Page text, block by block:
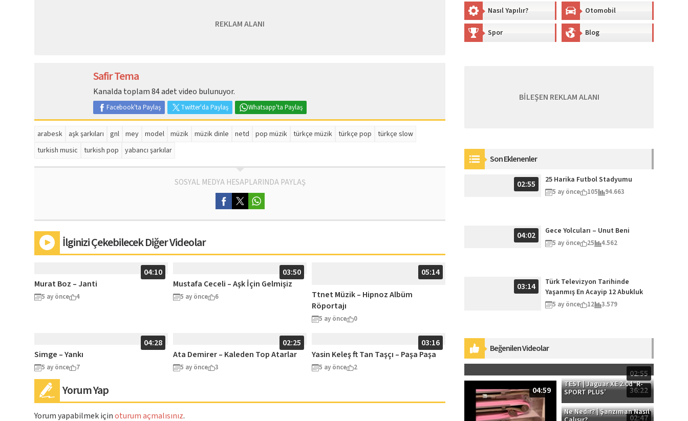
REKLAM ALANI
Safir Tema
Kanalda toplam 84 adet video bulunuyor.
Facebook'ta Paylaş Twitter'da Paylaş Whatsapp'ta Paylaş
arabesk aşk şarkıları gnl mey model müzik müzik dinle netd pop müzik türkçe müzik türkçe pop
türkçe slow
turkish music
turkish pop yabancı şarkılar
SOSYAL MEDYA HESAPLARINDA PAYLAŞ
İlginizi Çekebilecek Diğer Videolar
04:10
Murat Boz – Janti
5 ay önce 4
03:50
Mustafa Ceceli – Aşk İçin Gelmişiz
5 ay önce 6
05:14
Ttnet Müzik – Hipnoz Albüm
Röportajı
5 ay önce 0
04:28
Simge – Yankı
5 ay önce 7
02:25
Ata Demirer – Kaleden Top Atarlar
5 ay önce 3
03:16
Yasin Keleş ft Tan Taşçı – Paşa Paşa
5 ay önce 2
Yorum Yap
Yorum yapabilmek içinoturum açmalısınız.
Nasıl Yapılır? Otomobil
Spor Blog
BİLEŞEN REKLAM ALANI
Son Eklenenler
02:55 25 Harika Futbol Stadyumu
5 ay önce 105 94.663
04:02 Gece Yolcuları – Unut Beni
5 ay önce 25 4.562
03:14
Türk Televizyon Tarihinde
Yaşanmış En Acayip 12 Abukluk
5 ay önce 12 3.579
Beğenilen Videolar
02:55
25 Harika Futbol Stadyumu
04:59 36:22
TEST | Jaguar XE 2.0d ‘R-
SPORT PLUS’
02:47
Ne Nedir? | Şanzıman Nasıl